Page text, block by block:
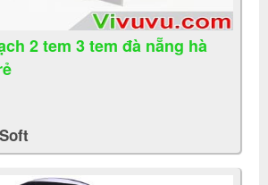
2 tem 3 tem đà nẵng hà